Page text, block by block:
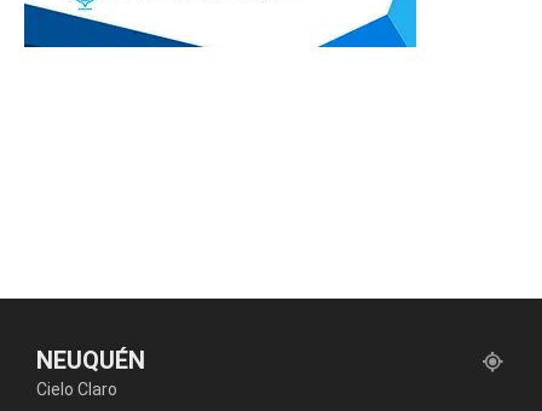
NEUQUÉN
Cielo Claro